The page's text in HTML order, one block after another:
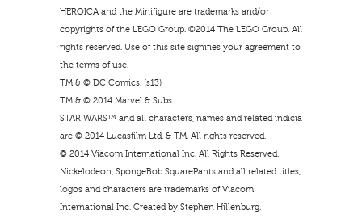
HEROICA and the Minifigure are trademarks and/or
copyrights of the LEGO Group. ©2014 The LEGO Group. All
rights reserved. Use of this site signifies your agreement to
the terms of use.
TM & © DC Comics. (s13)
TM & © 2014 Marvel & Subs.
STAR WARS™ and all characters, names and related indicia
are © 2014 Lucasfilm Ltd. & TM. All rights reserved.
© 2014 Viacom International Inc. All Rights Reserved.
Nickelodeon, SpongeBob SquarePants and all related titles,
logos and characters are trademarks of Viacom
International Inc. Created by Stephen Hillenburg.